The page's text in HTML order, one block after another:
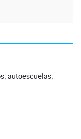
autoescuelas,